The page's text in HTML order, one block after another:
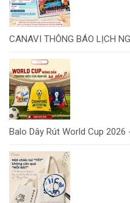
CANAVI THÔNG BÁO LỊCH
Balo Dây Rút World Cup 2026